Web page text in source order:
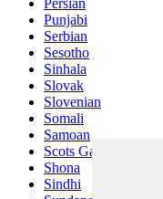
Persian
Punjabi
Serbian
Sesotho
Sinhala
Slovak
Slovenian
Somali
Samoan
Scots Gaelic
Shona
Sindhi